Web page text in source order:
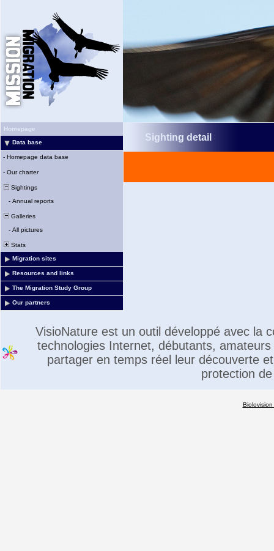
Homepage
Data base
- Homepage data base
- Our charter
Sightings
- Annual reports
Galleries
- All pictures
Stats
Migration sites
Resources and links
The Migration Study Group
Our partners
Sighting detail
VisioNature est un outil développé avec la
technologies Internet, débutants,
partager en temps réel leur découverte
protection
Biolovision